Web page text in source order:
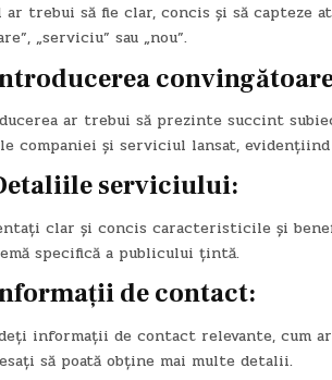
trebui să fie clar, concis și să capteze
„serviciu” sau „nou”.
ar trebui să prezinte succint
companiei și serviciul lansat,
serviciului:
clar și concis caracteristicile și
specifică a publicului țintă.
de contact:
informații de contact relevante, cum
să poată obține mai multe detalii.